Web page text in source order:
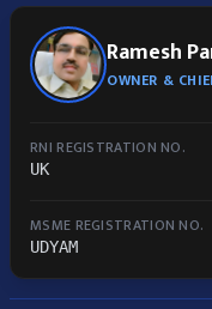
Ramesh
OWNER &
RNI REGISTRATION NO.
UK
MSME REGISTRATION NO.
UDYAM